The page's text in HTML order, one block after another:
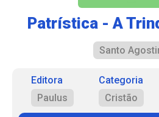
Patrística - A
Santo
Editora
Paulus
Categoria
Cristão